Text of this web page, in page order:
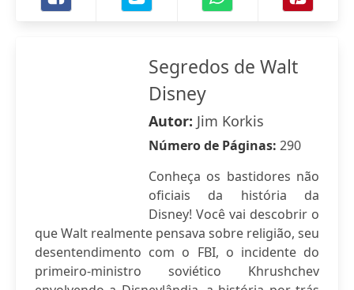
Segredos de Walt
Disney
Autor: Jim Korkis
Número de Páginas: 290
Conheça os bastidores não
oficiais da história da
Disney! Você vai descobrir o
que Walt realmente pensava sobre religião, seu
desentendimento com o FBI, o incidente do
primeiro-ministro soviético Khrushchev